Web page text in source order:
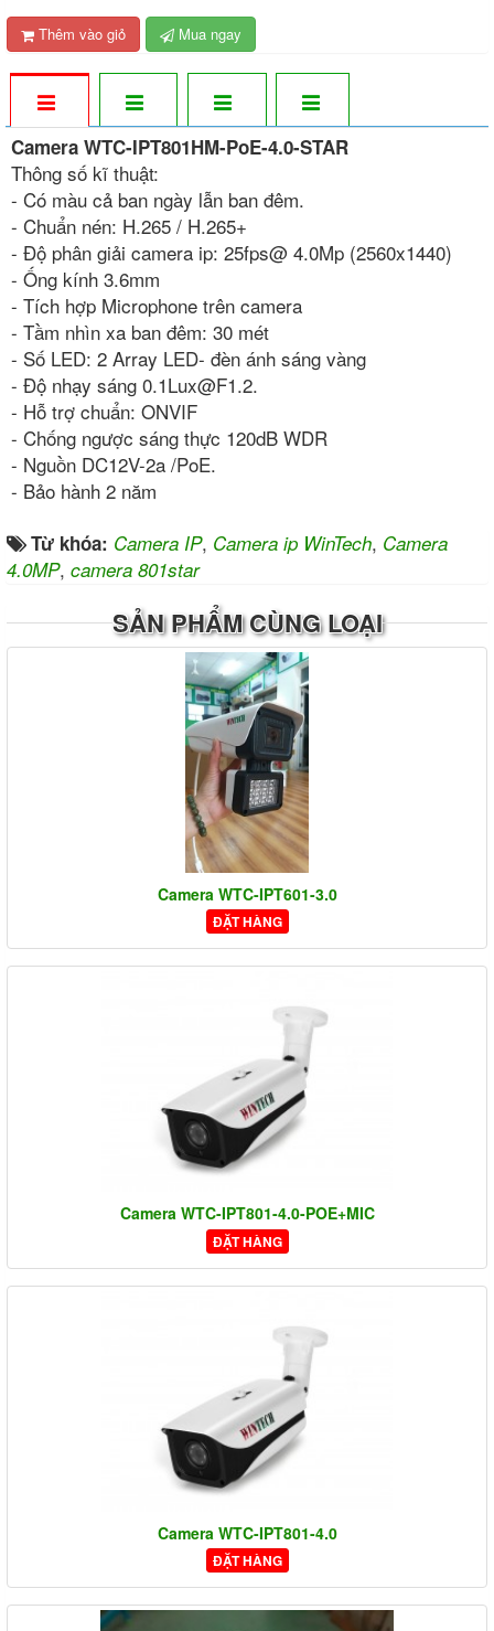
Thêm vào giỏ Mua ngay
Camera WTC-IPT801HM-PoE-4.0-STAR
Thông số kĩ thuật:
- Có màu cả ban ngày lẫn ban đêm.
- Chuẩn nén: H.265 / H.265+
- Độ phân giải camera ip: 25fps@ 4.0Mp (2560x1440)
- Ống kính 3.6mm
- Tích hợp Microphone trên camera
- Tầm nhìn xa ban đêm: 30 mét
- Số LED: 2 Array LED- đèn ánh sáng vàng
- Độ nhạy sáng 0.1Lux@F1.2.
- Hỗ trợ chuẩn: ONVIF
- Chống ngược sáng thực 120dB WDR
- Nguồn DC12V-2a /PoE.
- Bảo hành 2 năm
Từ khóa: Camera IP, Camera ip WinTech, Camera
4.0MP, camera 801star
SẢN PHẨM CÙNG LOẠI
Camera WTC-IPT601-3.0
ĐẶT HÀNG
Camera WTC-IPT801-4.0-POE+MIC
ĐẶT HÀNG
Camera WTC-IPT801-4.0
ĐẶT HÀNG